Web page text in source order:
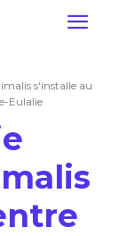
s'installe au
Eulalie